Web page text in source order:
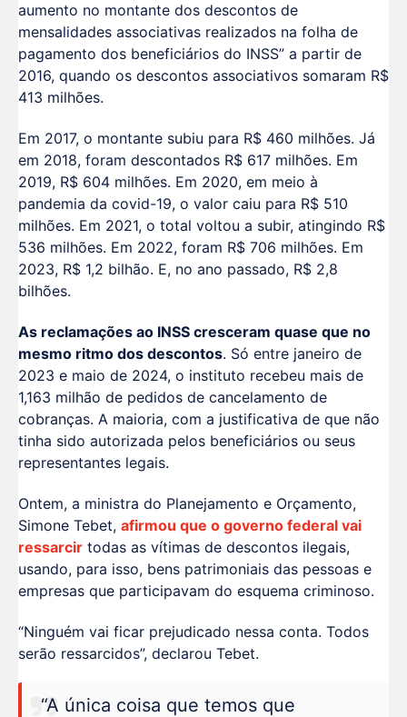
aumento no montante dos descontos de
mensalidades associativas realizados na folha de
pagamento dos beneficiários do INSS” a partir de
2016, quando os descontos associativos somaram R$
413 milhões.
Em 2017, o montante subiu para R$ 460 milhões. Já
em 2018, foram descontados R$ 617 milhões. Em
2019, R$ 604 milhões. Em 2020, em meio à
pandemia da covid-19, o valor caiu para R$ 510
milhões. Em 2021, o total voltou a subir, atingindo R$
536 milhões. Em 2022, foram R$ 706 milhões. Em
2023, R$ 1,2 bilhão. E, no ano passado, R$ 2,8
bilhões.
As reclamações ao INSS cresceram quase que no
mesmo ritmo dos descontos. Só entre janeiro de
2023 e maio de 2024, o instituto recebeu mais de
1,163 milhão de pedidos de cancelamento de
cobranças. A maioria, com a justificativa de que não
tinha sido autorizada pelos beneficiários ou seus
representantes legais.
Ontem, a ministra do Planejamento e Orçamento,
Simone Tebet, afirmou que o governo federal vai
ressarcir todas as vítimas de descontos ilegais,
usando, para isso, bens patrimoniais das pessoas e
empresas que participavam do esquema criminoso.
“Ninguém vai ficar prejudicado nessa conta. Todos
serão ressarcidos”, declarou Tebet.
“A única coisa que temos que